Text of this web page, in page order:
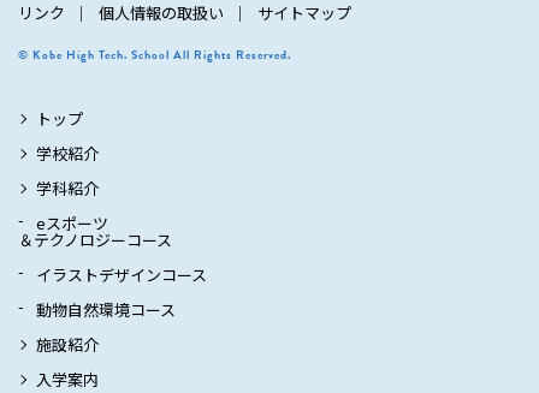
リンク 個人情報の取扱い サイトマップ
© Kobe High Tech. School All Rights Reserved.
トップ
学校紹介
学科紹介
eスポーツ
＆テクノロジーコース
イラストデザインコース
動物自然環境コース
施設紹介
入学案内